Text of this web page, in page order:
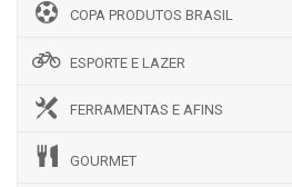
COPA PRODUTOS BRASIL
ESPORTE E LAZER
FERRAMENTAS E AFINS
GOURMET